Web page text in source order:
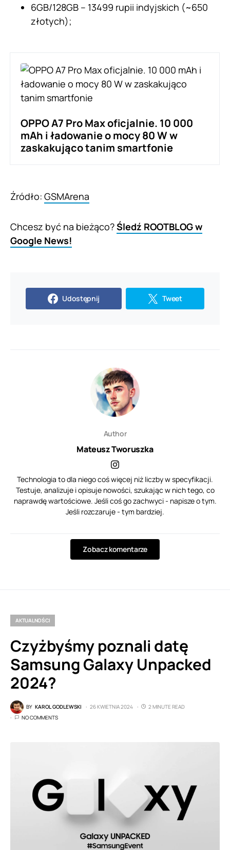
6GB/128GB – 13499 rupii indyjskich (~650
złotych);
OPPO A7 Pro Max oficjalnie. 10 000
mAh i ładowanie o mocy 80 W w
zaskakująco tanim smartfonie
Źródło: GSMArena
Chcesz być na bieżąco?Śledź ROOTBLOG w
Google News!
Udostępnij Tweet
Author
Mateusz Tworuszka
Technologia to dla niego coś więcej niż liczby w specyfikacji.
Testuje, analizuje i opisuje nowości, szukając w nich tego, co
naprawdę wartościowe. Jeśli coś go zachwyci - napisze o tym.
Jeśli rozczaruje - tym bardziej.
Zobacz komentarze
AKTUALNOŚCI
Czyżbyśmy poznali datę
Samsung Galaxy Unpacked
2024?
BY KAROL GODLEWSKI 26 KWIETNIA 2024
2 MINUTE READ
NO COMMENTS